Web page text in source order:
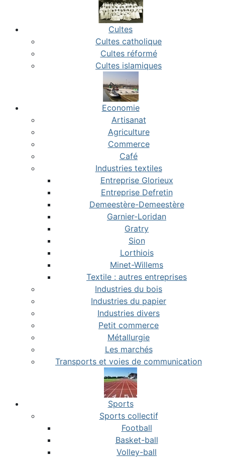
Cultes
Cultes catholique
Cultes réformé
Cultes islamiques
Economie
Artisanat
Agriculture
Commerce
Café
Industries textiles
Entreprise Glorieux
Entreprise Defretin
Demeestère-Demeestère
Garnier-Loridan
Gratry
Sion
Lorthiois
Minet-Willems
Textile : autres entreprises
Industries du bois
Industries du papier
Industries divers
Petit commerce
Métallurgie
Les marchés
Transports et voies de communication
Sports
Sports collectif
Football
Basket-ball
Volley-ball